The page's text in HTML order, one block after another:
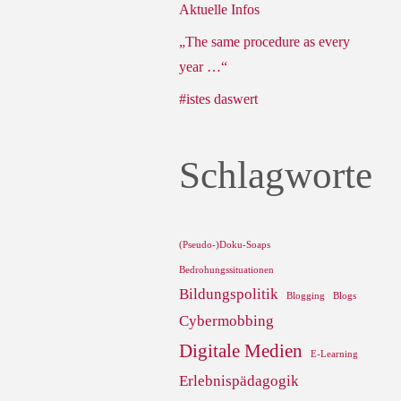
Aktuelle Infos
„The same procedure as every
year …“
#istes daswert
Schlagworte
(Pseudo-)Doku-Soaps
Bedrohungssituationen
Bildungspolitik Blogging Blogs
Cybermobbing
Digitale Medien E-Learning
Erlebnispädagogik